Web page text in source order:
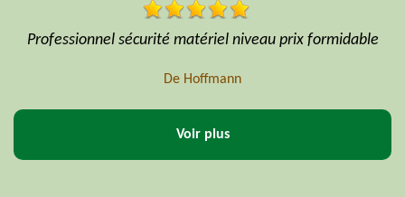
Avec assurance AXA
De Professionnel
Voir plus